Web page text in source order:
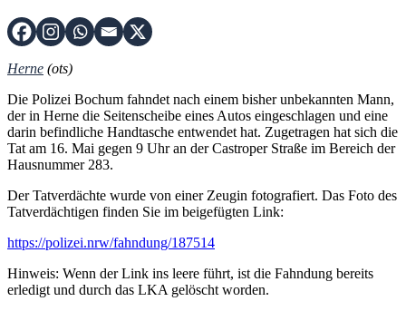
Herne (ots)
Die Polizei Bochum fahndet nach einem bisher unbekannten Mann,
der in Herne die Seitenscheibe eines Autos eingeschlagen und eine
darin befindliche Handtasche entwendet hat. Zugetragen hat sich die
Tat am 16. Mai gegen 9 Uhr an der Castroper Straße im Bereich der
Hausnummer 283.
Der Tatverdächte wurde von einer Zeugin fotografiert. Das Foto des
Tatverdächtigen finden Sie im beigefügten Link:
https://polizei.nrw/fahndung/187514
Hinweis: Wenn der Link ins leere führt, ist die Fahndung bereits
erledigt und durch das LKA gelöscht worden.